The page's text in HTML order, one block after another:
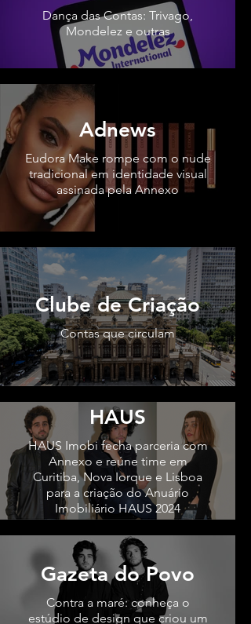
Dança das Contas: Trivago,
Mondelez e outras
Adnews
Eudora Make rompe com o nude
tradicional em identidade visual
assinada pela Annexo
Clube de Criação
Contas que circulam
HAUS
HAUS Imobi fecha parceria com
Annexo e reúne time em
Curitiba, Nova Iorque e Lisboa
para a criação do Anuário
Imobiliário HAUS 2024
Gazeta do Povo
Contra a maré: conheça o
estúdio de design que criou um